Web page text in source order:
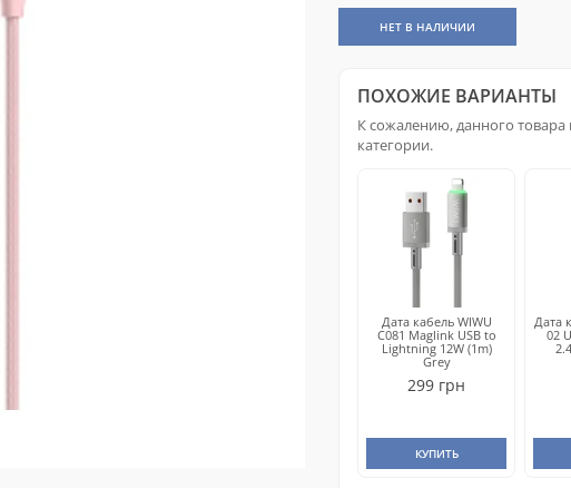
НЕТ В НАЛИЧИИ
ПОХОЖИЕ ВАРИАНТЫ
К сожалению, данного товара
категории.
Дата кабель WIWU
C081 Maglink USB to
Lightning 12W (1m)
Grey
299 грн
КУПИТЬ
Дата
02